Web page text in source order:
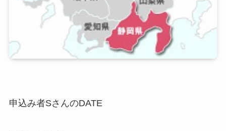
申込み者SさんのDATE